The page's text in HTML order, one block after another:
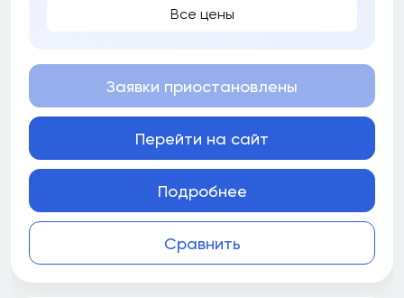
Все цены
Сравнить
Заявки приостановлены
Перейти на сайт
Подробнее